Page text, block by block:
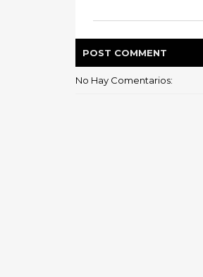
POST COMMENT
No Hay Comentarios: